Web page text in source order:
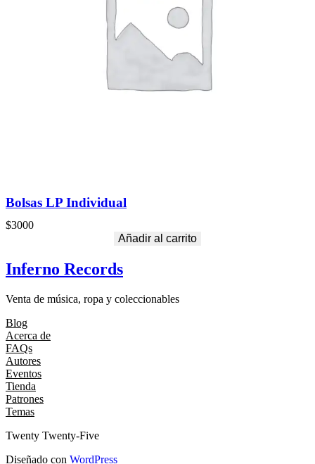
Bolsas LP Individual
$3000
Añadir al carrito
Inferno Records
Venta de música, ropa y coleccionables
Blog
Acerca de
FAQs
Autores
Eventos
Tienda
Patrones
Temas
Twenty Twenty-Five
Diseñado con WordPress